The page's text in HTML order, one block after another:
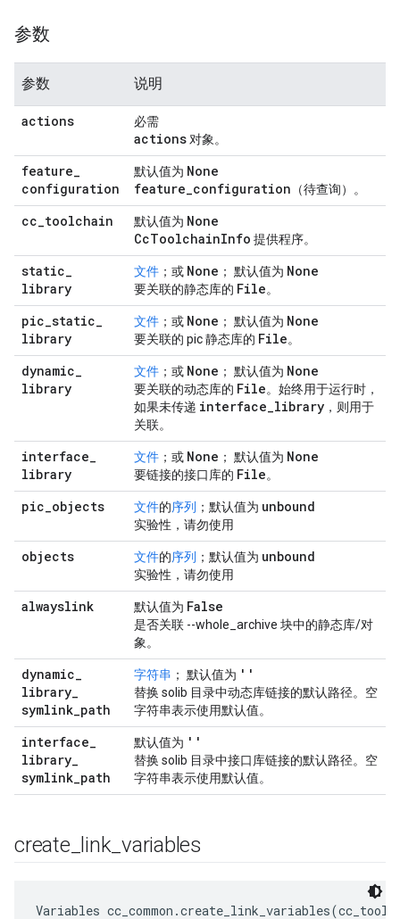
参数
参数 说明
actions 必需
actions 对象。
feature_
configuration
默认值为 None
feature_configuration （待查询）。
cc_toolchain 默认值为 None
CcToolchainInfo 提供程序。
static_
library
文件 ；或 None ； 默认值为 None
要关联的静态库的 File。
pic_static_
library
文件 ；或 None ； 默认值为 None
要关联的 pic 静态库的 File。
dynamic_
library
文件 ；或 None ； 默认值为 None
要关联的动态库的 File。始终用于运行时，
如果未传递 interface_library ，则用于
关联。
interface_
library
文件 ；或 None ； 默认值为 None
要链接的接口库的 File。
pic_objects 文件的序列 ；默认值为 unbound
实验性，请勿使用
objects 文件的序列 ；默认值为 unbound
实验性，请勿使用
alwayslink 默认值为 False
是否关联 --whole_archive 块中的静态库/对
象。
dynamic_
library_
symlink_path
字符串 ； 默认值为 ''
替换 solib 目录中动态库链接的默认路径。空
字符串表示使用默认值。
interface_
library_
symlink_path
默认值为 ''
替换 solib 目录中接口库链接的默认路径。空
字符串表示使用默认值。
create link_variables
Variables